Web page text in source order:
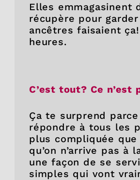
Elles emmagasinent
récupère pour
ancêtres faisaient
heures.
C’est tout? Ce
Ça te surprend
répondre à tous les
plus compliquée
qu’on n’arrive pas
une façon de se
simples qui vont